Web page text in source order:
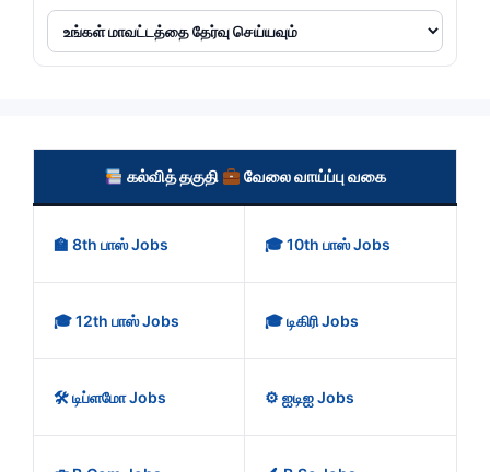
கல்வித் தகுதி வேலை வாய்ப்பு வகை
🏫 8th பாஸ் Jobs 🎓 10th பாஸ் Jobs
🎓 12th பாஸ் Jobs 🎓 டிகிரி Jobs
🛠️ டிப்ளமோ Jobs ⚙️ ஐடிஐ Jobs